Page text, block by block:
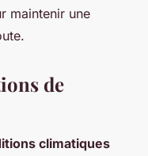
maintenir une
de
climatiques